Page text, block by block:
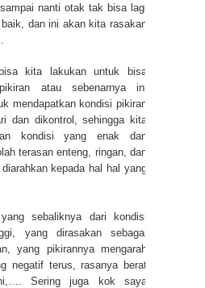
nanti otak tak bisa lagi
dan ini akan kita rasakan
kita lakukan untuk bisa
atau sebenarnya ini
mendapatkan kondisi pikiran
dan dikontrol, sehingga kita
kondisi yang enak dan
terasan enteng, ringan, dan
kepada hal hal yang
sebaliknya dari kondisi
yang dirasakan sebagai
yang pikirannya mengarah
negatif terus, rasanya berat
Sering juga kok saya